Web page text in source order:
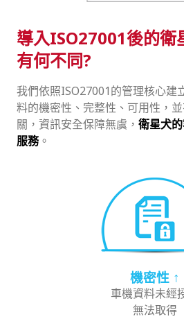
導入ISO27001後的衛
有何不同?
我們依照ISO27001的管理核心建
料的機密性、完整性、可用性，
關，資訊安全保障無虞， 衛星犬
服務。
機密性 ↑
車機資料未經
無法取得